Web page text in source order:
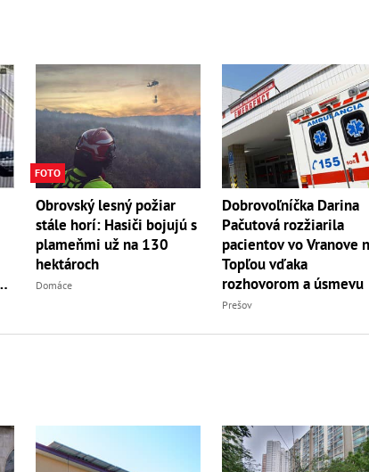
FOTO
Obrovský lesný požiar
stále horí: Hasiči bojujú s
plameňmi už na 130
hektároch
Domáce
Dobrovoľníčka Darina
Pačutová rozžiarila
pacientov vo Vranove
Topľou vďaka
rozhovorom a úsmevu
Prešov